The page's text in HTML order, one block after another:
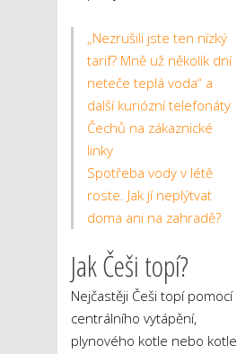
„Nezrušili jste ten nízký
tarif? Mně už několik dní
neteče teplá voda“ a
další kuriózní telefonáty
Čechů na zákaznické
linky
Spotřeba vody v létě
roste. Jak jí neplýtvat
doma ani na zahradě?
Jak Češi topí?
Nejčastěji Češi topí pomocí
centrálního vytápění,
plynového kotle nebo kotle